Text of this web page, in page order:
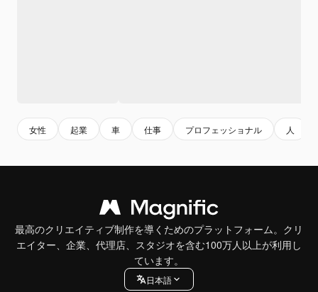
女性 起業 車 仕事 プロフェッショナル 人
最高のクリエイティブ制作を導くためのプラットフォーム。クリ
エイター、企業、代理店、スタジオを含む100万人以上が利用し
ています。
日本語